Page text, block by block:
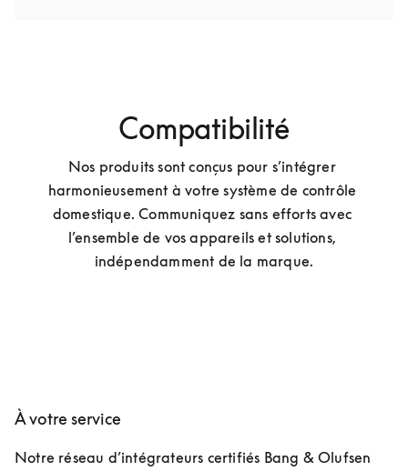
Compatibilité
Nos produits sont conçus pour s’intégrer
harmonieusement à votre système de contrôle
domestique. Communiquez sans efforts avec
l’ensemble de vos appareils et solutions,
indépendamment de la marque.
À votre service
Notre réseau d’intégrateurs certifiés Bang & Olufsen